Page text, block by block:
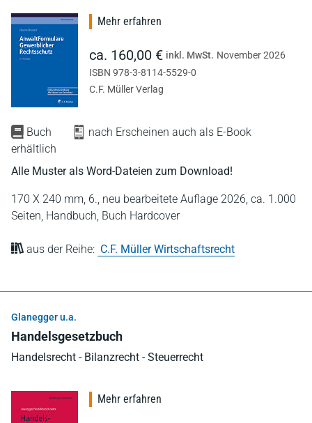
Buch
nach Erscheinen auch als E-Book
erhältlich
Alle Muster als Word-Dateien zum Download!
170 X 240 mm, 6., neu bearbeitete Auflage 2026, ca. 1.000
Seiten, Handbuch, Buch Hardcover
aus der Reihe: C.F. Müller Wirtschaftsrecht
Mehr erfahren
ca. 160,00 € inkl. MwSt. November 2026
ISBN 978-3-8114-5529-0
C.F. Müller Verlag
Glanegger u.a.
Handelsgesetzbuch
Handelsrecht - Bilanzrecht - Steuerrecht
Mehr erfahren